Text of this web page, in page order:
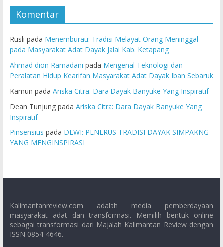
Komentar
Rusli pada Menemburau: Tradisi Melayat Orang Meninggal
pada Masyarakat Adat Dayak Jalai Kab. Ketapang
Ahmad dion Ramadani pada Mengenal Teknologi dan
Peralatan Hidup Kearifan Masyarakat Adat Dayak Iban Sebaruk
Kamun pada Ariska Citra: Dara Dayak Banyuke Yang Inspiratif
Dean Tunjungpada Ariska Citra: Dara Dayak Banyuke Yang
Inspiratif
Pinsensius pada DEWI: PENERUS TRADISI DAYAK SIMPAKNG
YANG MENGINSPIRASI
Kalimantanreview.com adalah media pemberdayaan
masyarakat adat dan transformasi. Memilih bentuk online
sebagai transformasi dari Majalah Kalimantan Review dengan
ISSN 0854-4646.